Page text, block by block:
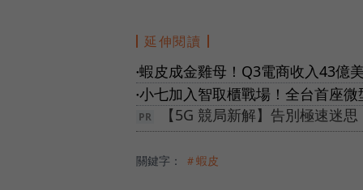
延伸閱讀
●蝦皮成金雞母！Q3電商收入43億
●小七加入智取櫃戰場！全台首座
【5G 競局新解】告別極速迷
關鍵字： ＃蝦皮